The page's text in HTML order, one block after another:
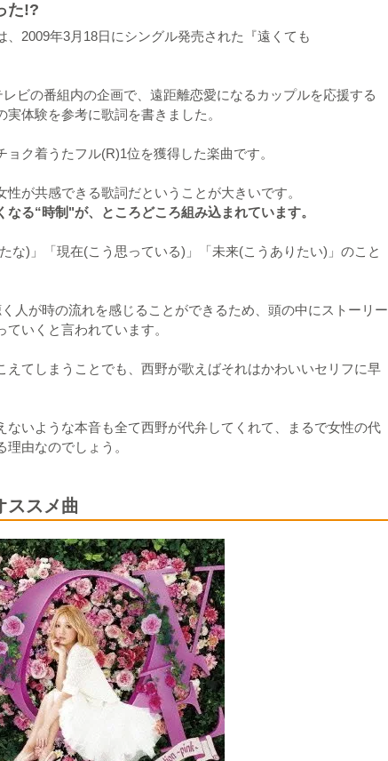
た!?
、2009年3月18日にシングル発売された『遠くても
レビの番組内の企画で、遠距離恋愛になるカップルを応援する
体験を参考に歌詞を書きました。
ク着うたフル(R)1位を獲得した楽曲です。
が共感できる歌詞だということが大きいです。
る“時制"が、ところどころ組み込まれています。
な)」「現在(こう思っている)」「未来(こうありたい)」のこと
人が時の流れを感じることができるため、頭の中にストーリー
いくと言われています。
えてしまうことでも、西野が歌えばそれはかわいいセリフに早
ないような本音も全て西野が代弁してくれて、まるで女性の代
由なのでしょう。
ススメ曲